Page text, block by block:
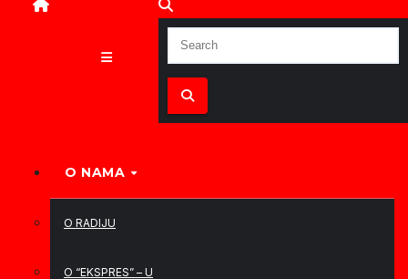
O NAMA
O RADIJU
O “EKSPRES” – U